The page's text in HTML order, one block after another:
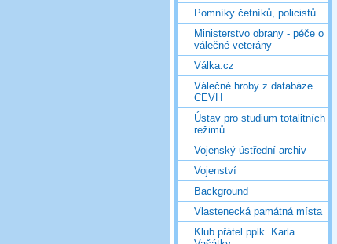
Pomníky četníků, policistů
Ministerstvo obrany - péče o
válečné veterány
Válka.cz
Válečné hroby z databáze
CEVH
Ústav pro studium totalitních
režimů
Vojenský ústřední archiv
Vojenství
Background
Vlastenecká památná místa
Klub přátel pplk. Karla